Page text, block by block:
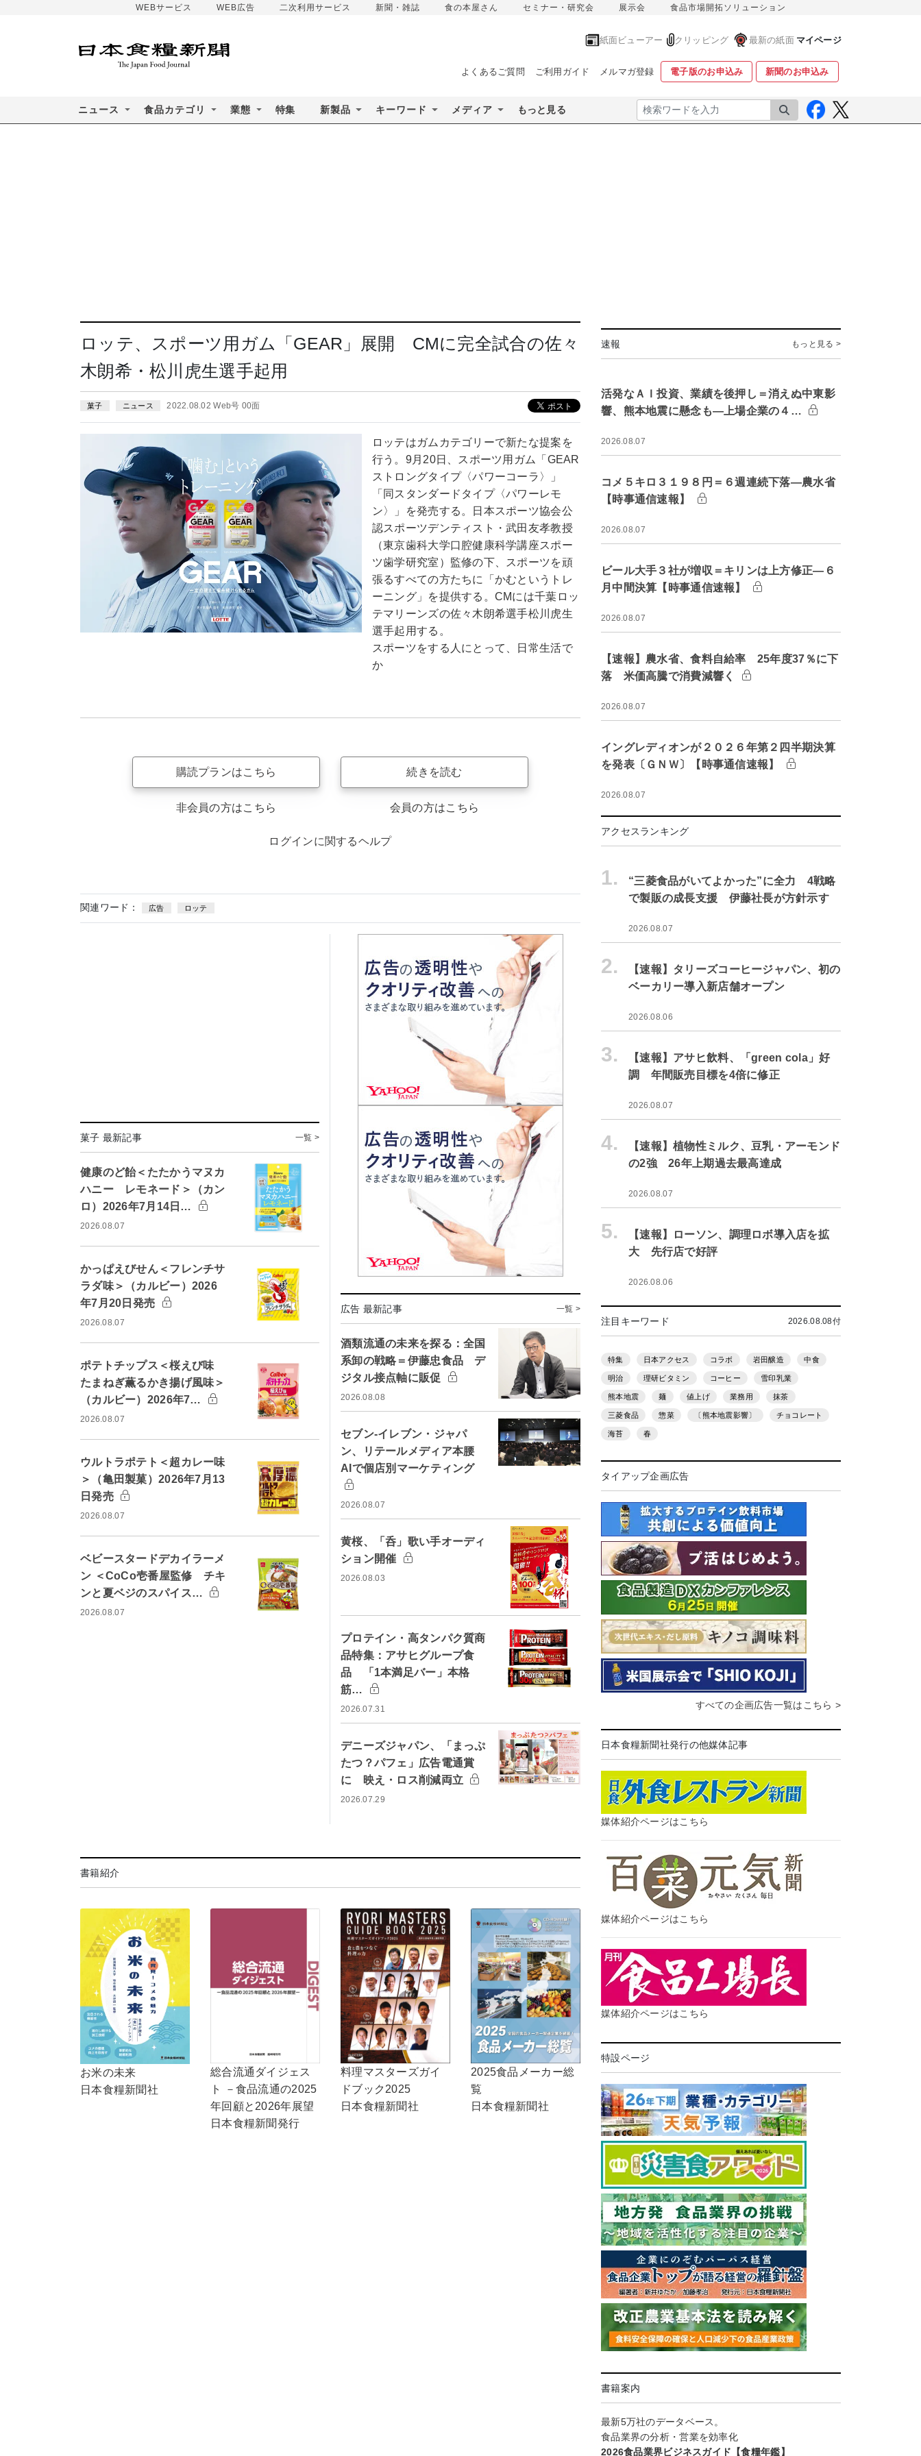
WEBサービス WEB広告 二次利用サービス 新聞・雑誌 食の本屋さん セミナー・研究会 展示会 食品市場開拓ソリューション
紙面ビューアー クリッピング 最新の紙面 マイページ
よくあるご質問 ご利用ガイド メルマガ登録 電子版のお申込み 新聞のお申込み
ニュース 食品カテゴリ 業態 特集 新製品 キーワード メディア もっと見る 検索
ロッテ、スポーツ用ガム「GEAR」展開 CMに完全試合の佐々
木朗希・松川虎生選手起用
菓子 ニュース 2022.08.02 Web号 00面
ロッテはガムカテゴリーで新たな提案を
行う。9月20日、スポーツ用ガム「GEAR
ストロングタイプ〈パワーコーラ〉」
「同スタンダードタイプ〈パワーレモ
ン〉」を発売する。日本スポーツ協会公
認スポーツデンティスト・武田友孝教授
（東京歯科大学口腔健康科学講座スポー
ツ歯学研究室）監修の下、スポーツを頑
張るすべての方たちに「かむというトレ
ーニング」を提供する。CMには千葉ロッ
テマリーンズの佐々木朗希選手松川虎生
選手起用する。
スポーツをする人にとって、日常生活で
か
購読プランはこちら
非会員の方はこちら
続きを読む
会員の方はこちら
ログインに関するヘルプ
関連ワード： 広告 ロッテ
菓子 最新記事 一覧 >
健康のど飴＜たたかうマヌカ
ハニー レモネード＞（カン
ロ）2026年7月14日…
2026.08.07
かっぱえびせん＜フレンチサ
ラダ味＞（カルビー）2026
年7月20日発売
2026.08.07
ポテトチップス＜桜えび味
たまねぎ薫るかき揚げ風味＞
（カルビー）2026年7…
2026.08.07
ウルトラポテト＜超カレー味
＞（亀田製菓）2026年7月13
日発売
2026.08.07
ベビースタードデカイラーメ
ン ＜CoCo壱番屋監修 チキ
ンと夏ベジのスパイス…
2026.08.07
広告 最新記事 一覧 >
酒類流通の未来を探る：全国
系卸の戦略＝伊藤忠食品 デ
ジタル接点軸に販促
2026.08.08
セブン-イレブン・ジャパ
ン、リテールメディア本腰
AIで個店別マーケティング
2026.08.07
黄桜、「呑」歌い手オーディ
ション開催
2026.08.03
プロテイン・高タンパク質商
品特集：アサヒグループ食
品 「1本満足バー」本格
筋…
2026.07.31
デニーズジャパン、「まっぷ
たつ？パフェ」広告電通賞
に 映え・ロス削減両立
2026.07.29
書籍紹介
お米の未来
日本食糧新聞社
総合流通ダイジェス
ト －食品流通の2025
年回顧と2026年展望
日本食糧新聞発行
料理マスターズガイ
ドブック2025
日本食糧新聞社
2025食品メーカー総
覧
日本食糧新聞社
速報 もっと見る >
活発なＡＩ投資、業績を後押し＝消えぬ中東影
響、熊本地震に懸念も―上場企業の４…
2026.08.07
コメ５キロ３１９８円＝６週連続下落―農水省
【時事通信速報】
2026.08.07
ビール大手３社が増収＝キリンは上方修正―６
月中間決算【時事通信速報】
2026.08.07
【速報】農水省、食料自給率 25年度37％に下
落 米価高騰で消費減響く
2026.08.07
イングレディオンが２０２６年第２四半期決算
を発表〔ＧＮＷ〕【時事通信速報】
2026.08.07
アクセスランキング
1.
“三菱食品がいてよかった”に全力 4戦略
で製販の成長支援 伊藤社長が方針示す
2026.08.07
2.
【速報】タリーズコーヒージャパン、初の
ベーカリー導入新店舗オープン
2026.08.06
3.
【速報】アサヒ飲料、「green cola」好
調 年間販売目標を4倍に修正
2026.08.07
4.
【速報】植物性ミルク、豆乳・アーモンド
の2強 26年上期過去最高達成
2026.08.07
5.
【速報】ローソン、調理ロボ導入店を拡
大 先行店で好評
2026.08.06
注目キーワード 2026.08.08付
特集 日本アクセス コラボ 岩田醸造 中食
明治 理研ビタミン コーヒー 雪印乳業
熊本地震 麺 値上げ 業務用 抹茶
三菱食品 惣菜 〔熊本地震影響〕 チョコレート
海苔 春
タイアップ企画広告
すべての企画広告一覧はこちら >
日本食糧新聞社発行の他媒体記事
媒体紹介ページはこちら
媒体紹介ページはこちら
媒体紹介ページはこちら
特設ページ
書籍案内
最新5万社のデータベース。
食品業界の分析・営業を効率化
2026食品業界ビジネスガイド【食糧年鑑】